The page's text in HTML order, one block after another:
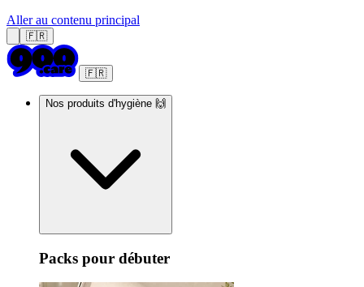
Aller au contenu principal
🇫🇷
🇫🇷
Nos produits d'hygiène 🙌
Packs pour débuter